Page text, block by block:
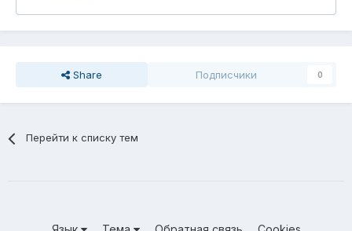
Share Подписчики 0
Перейти к списку тем